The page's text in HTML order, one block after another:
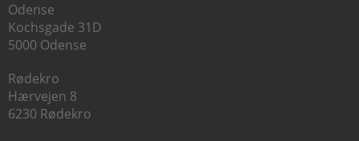
Odense
Kochsgade 31D
5000 Odense
Rødekro
Hærvejen 8
6230 Rødekro